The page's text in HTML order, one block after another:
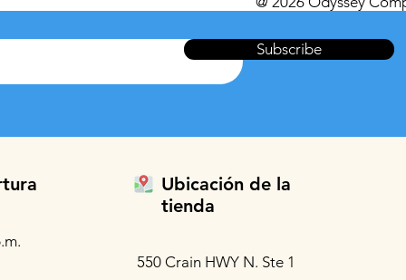
Subscribe
Ubicación de la
tienda
550 Crain HWY N. Ste 1